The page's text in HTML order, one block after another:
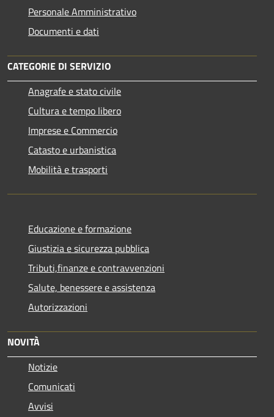
Personale Amministrativo
Documenti e dati
CATEGORIE DI SERVIZIO
Anagrafe e stato civile
Cultura e tempo libero
Imprese e Commercio
Catasto e urbanistica
Mobilità e trasporti
Educazione e formazione
Giustizia e sicurezza pubblica
Tributi,finanze e contravvenzioni
Salute, benessere e assistenza
Autorizzazioni
NOVITÀ
Notizie
Comunicati
Avvisi